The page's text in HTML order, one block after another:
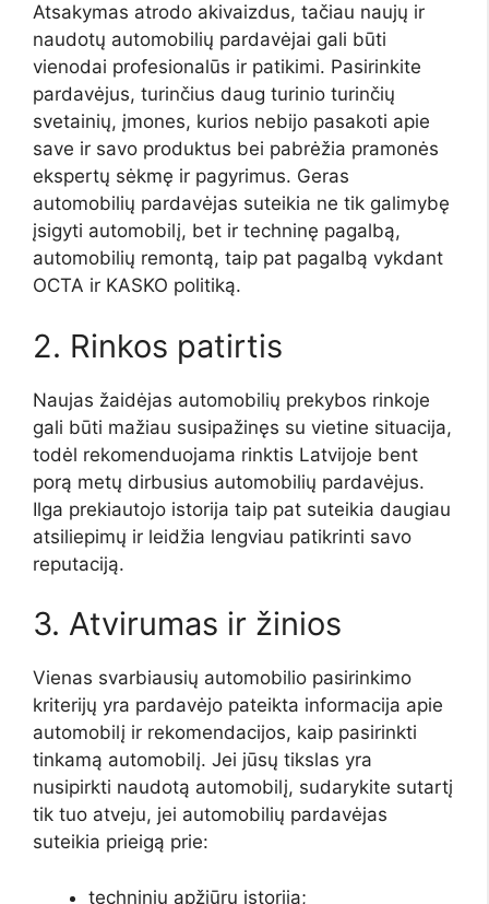
Atsakymas atrodo akivaizdus, ​​tačiau naujų ir
naudotų automobilių pardavėjai gali būti
vienodai profesionalūs ir patikimi. Pasirinkite
pardavėjus, turinčius daug turinio turinčių
svetainių, įmones, kurios nebijo pasakoti apie
save ir savo produktus bei pabrėžia pramonės
ekspertų sėkmę ir pagyrimus. Geras
automobilių pardavėjas suteikia ne tik galimybę
įsigyti automobilį, bet ir techninę pagalbą,
automobilių remontą, taip pat pagalbą vykdant
OCTA ir KASKO politiką.
2. Rinkos patirtis
Naujas žaidėjas automobilių prekybos rinkoje
gali būti mažiau susipažinęs su vietine situacija,
todėl rekomenduojama rinktis Latvijoje bent
porą metų dirbusius automobilių pardavėjus.
Ilga prekiautojo istorija taip pat suteikia daugiau
atsiliepimų ir leidžia lengviau patikrinti savo
reputaciją.
3. Atvirumas ir žinios
Vienas svarbiausių automobilio pasirinkimo
kriterijų yra pardavėjo pateikta informacija apie
automobilį ir rekomendacijos, kaip pasirinkti
tinkamą automobilį. Jei jūsų tikslas yra
nusipirkti naudotą automobilį, sudarykite sutartį
tik tuo atveju, jei automobilių pardavėjas
suteikia prieigą prie:
techninių apžiūrų istorija;